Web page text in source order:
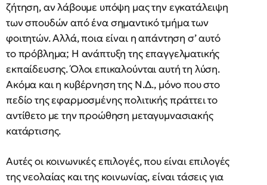
ζήτηση, αν λάβουμε υπόψη μας την εγκατάλειψη
των σπουδών από ένα σημαντικό τμήμα των
φοιτητών. Αλλά, ποια είναι η απάντηση σ’ αυτό
το πρόβλημα; Η ανάπτυξη της επαγγελματικής
εκπαίδευσης. Όλοι επικαλούνται αυτή τη λύση.
Ακόμα και η κυβέρνηση της Ν.Δ., μόνο που στο
πεδίο της εφαρμοσμένης πολιτικής πράττει το
αντίθετο με την προώθηση μεταγυμνασιακής
κατάρτισης.
Αυτές οι κοινωνικές επιλογές, που είναι επιλογές
της νεολαίας και της κοινωνίας, είναι τάσεις για